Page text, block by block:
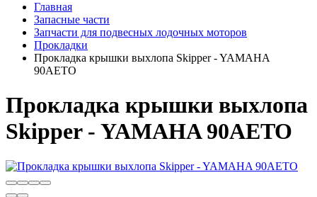
Главная
Запасные части
Запчасти для подвесных лодочных моторов
Прокладки
Прокладка крышки выхлопа Skipper - YAMAHA
90AETO
Прокладка крышки выхлопа
Skipper - YAMAHA 90AETO